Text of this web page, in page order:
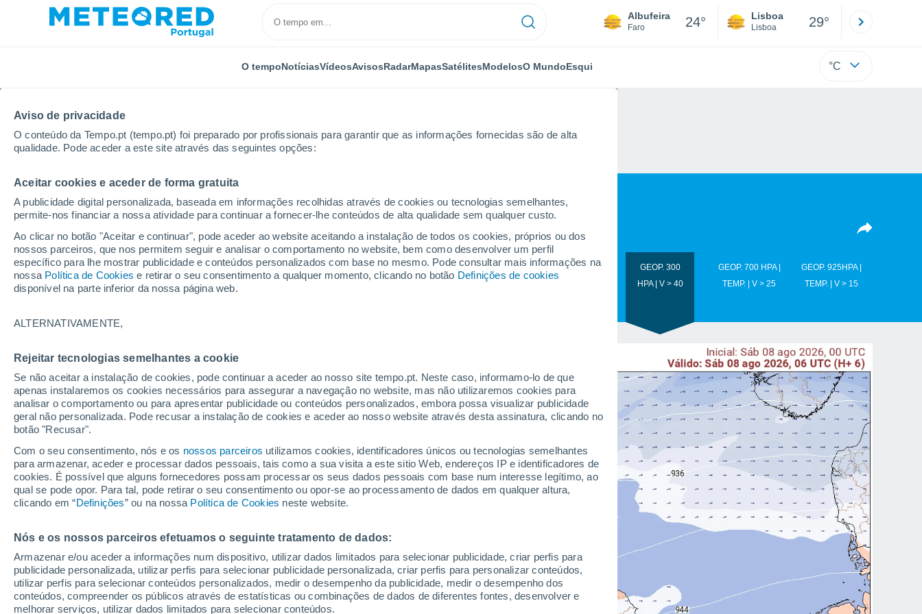
Aviso de privacidade
O conteúdo da Tempo.pt (tempo.pt) foi preparado por profissionais para garantir que as informações fornecidas são de alta
qualidade. Pode aceder a este site através das seguintes opções:
Aceitar cookies e aceder de forma gratuita
A publicidade digital personalizada, baseada em informações recolhidas através de cookies ou tecnologias semelhantes,
permite-nos financiar a nossa atividade para continuar a fornecer-lhe conteúdos de alta qualidade sem qualquer custo.
Ao clicar no botão "Aceitar e continuar", pode aceder ao website aceitando a instalação de todos os cookies, próprios ou dos
nossos parceiros, que nos permitem seguir e analisar o comportamento no website, bem como desenvolver um perfil
específico para lhe mostrar publicidade e conteúdos personalizados com base no mesmo. Pode consultar mais informações na
nossa Política de Cookies e retirar o seu consentimento a qualquer momento, clicando no botão Definições de cookies
disponível na parte inferior da nossa página web.
ALTERNATIVAMENTE,
Rejeitar tecnologias semelhantes a cookie
Se não aceitar a instalação de cookies, pode continuar a aceder ao nosso site tempo.pt. Neste caso, informamo-lo de que
apenas instalaremos os cookies necessários para assegurar a navegação no website, mas não utilizaremos cookies para
analisar o comportamento ou para apresentar publicidade ou conteúdos personalizados, embora possa visualizar publicidade
geral não personalizada. Pode recusar a instalação de cookies e aceder ao nosso website através desta assinatura, clicando no
botão "Recusar".
Com o seu consentimento, nós e os nossos parceiros utilizamos cookies, identificadores únicos ou tecnologias semelhantes
para armazenar, aceder e processar dados pessoais, tais como a sua visita a este sitio Web, endereços IP e identificadores de
cookies. É possível que alguns fornecedores possam processar os seus dados pessoais com base num interesse legítimo, ao
qual se pode opor. Para tal, pode retirar o seu consentimento ou opor-se ao processamento de dados em qualquer altura,
clicando em “Definições” ou na nossa Política de Cookies neste website.
Nós e os nossos parceiros efetuamos o seguinte tratamento de dados:
Armazenar e/ou aceder a informações num dispositivo, utilizar dados limitados para selecionar publicidade, criar perfis para
publicidade personalizada, utilizar perfis para selecionar publicidade personalizada, criar perfis para personalizar conteúdos,
utilizar perfis para selecionar conteúdos personalizados, medir o desempenho da publicidade, medir o desempenho dos
conteúdos, compreender os públicos através de estatísticas ou combinações de dados de diferentes fontes, desenvolver e
melhorar serviços, utilizar dados limitados para selecionar conteúdos.
Albufeira
Faro 24° Lisboa
Lisboa 29°
O tempoNotíciasVídeosAvisosRadarMapasSatélitesModelosO MundoEsqui °C
Início Modelos Modelos Reino Unido - ECMWF Reino Unido
Modelos de previsão numérica (NWP)
PRES. | V > 10 |
NEB. | PREC. 6H |
PRECIPITAÇÃO
ACUMULADA
NEVE
ACUMULADA
TEMPERATURA
GEOP. 850 HPA |
GEOP. 500 HPA |
PRES. | TEMP.
VENTO 10M |
GEOP. 300
HPA | V > 40
GEOP. 700 HPA |
TEMP. | V > 25
GEOP. 925HPA |
TEMP. | V > 15
Reino Unido
ECMWF
GFS
ECMWF Europa
GFS Europa